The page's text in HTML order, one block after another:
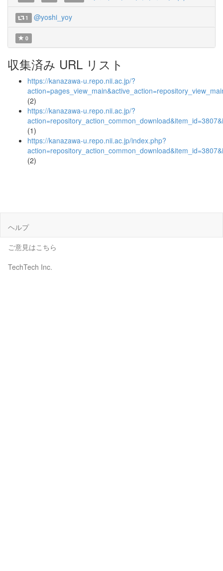
1 @yoshi_yoy
0
収集済み URL リスト
https://kanazawa-u.repo.nii.ac.jp/?
(2)
https://kanazawa-u.repo.nii.ac.jp/?
(1)
https://kanazawa-u.repo.nii.ac.jp/index.php?
(2)
ヘルプ
ご意見はこちら
TechTech Inc.